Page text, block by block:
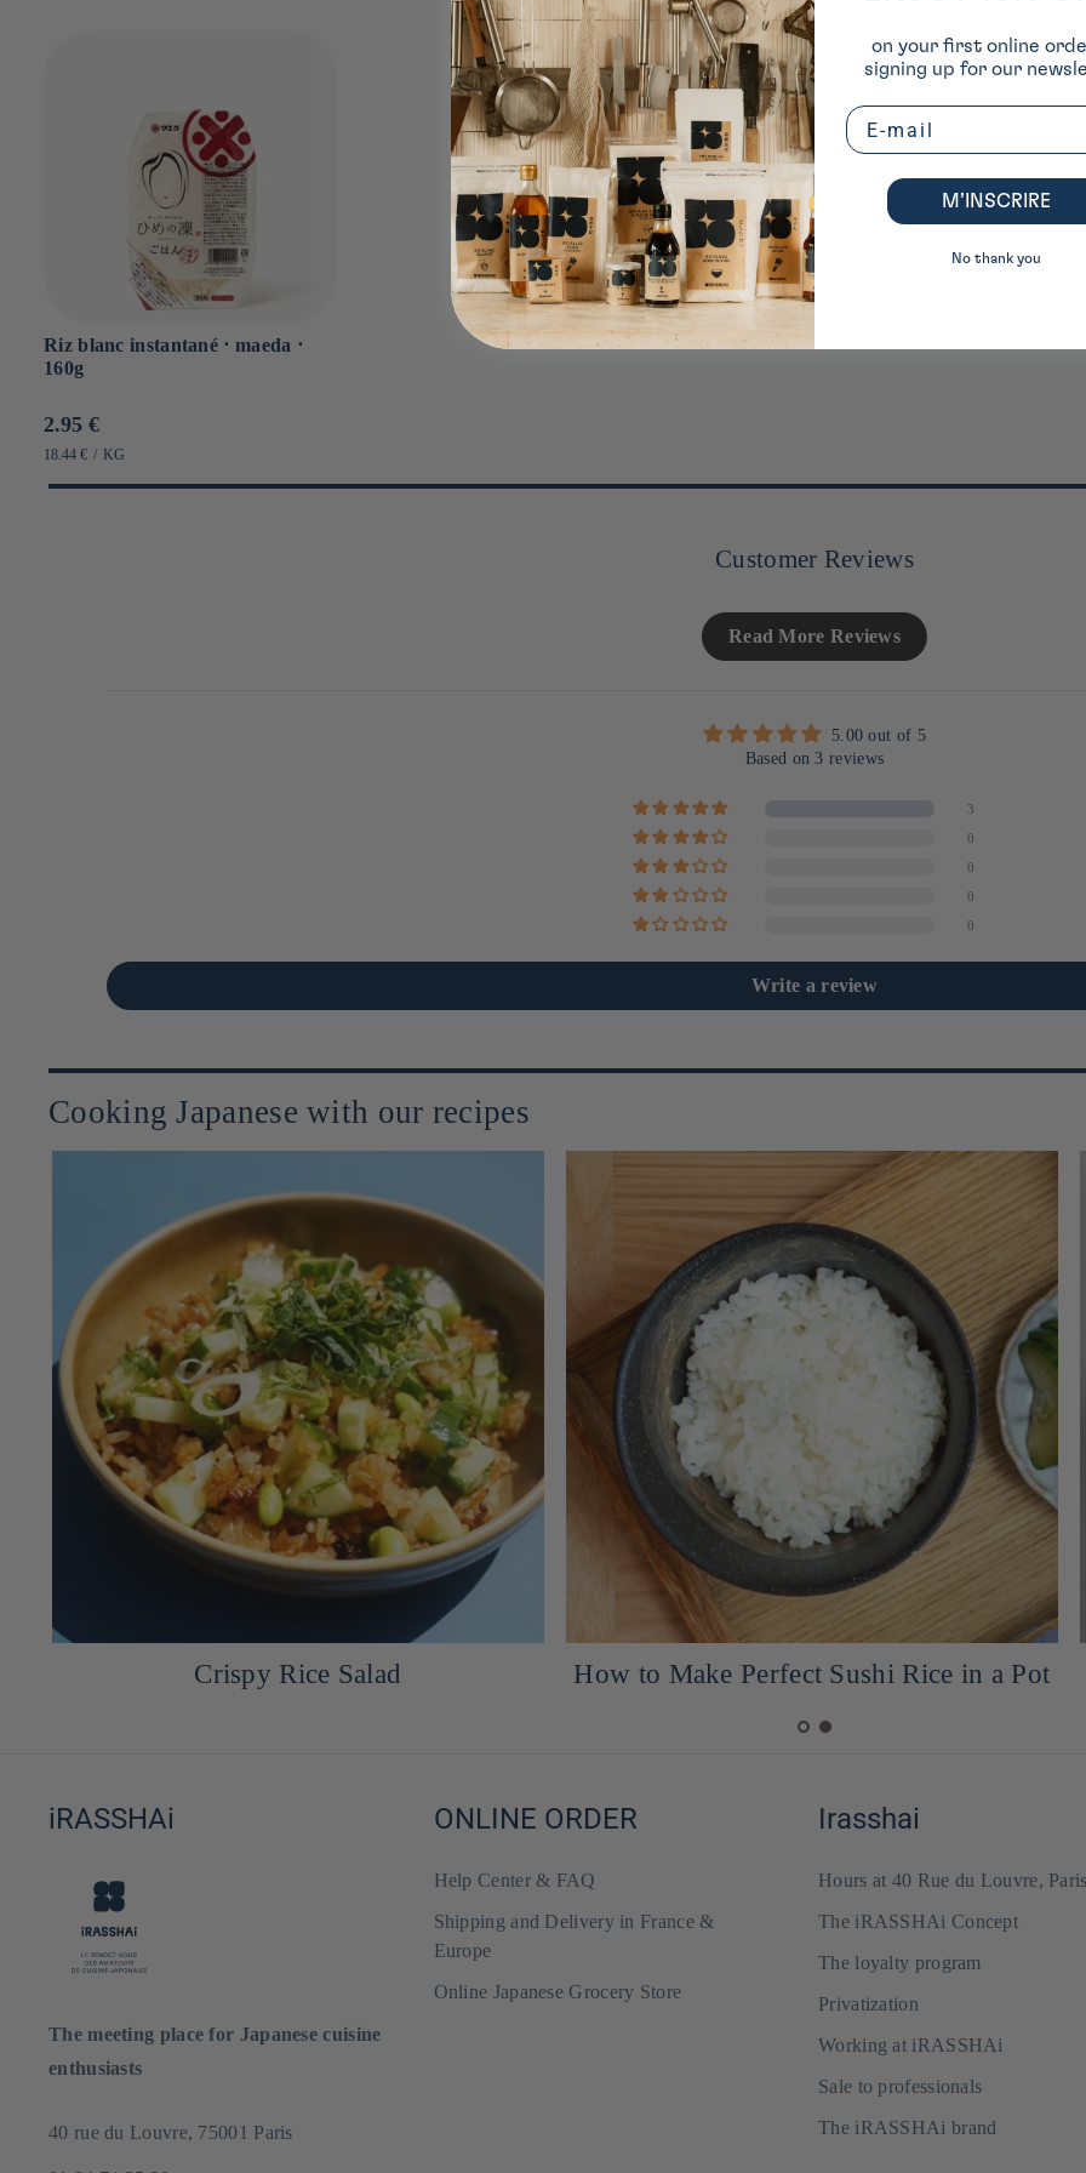
Riz blanc instantané ⋅ maeda ⋅
160g
Prix
habituel
2.95 €
PRIX
18.44 € / PAR
KG
Customer Reviews
Read More Reviews
5.00 out of 5
Based on 3 reviews
3
0
0
0
0
Write a review
Cooking Japanese with our recipes
Crispy Rice Salad How to Make Perfect Sushi Rice in a Pot
iRASSHAi
The meeting place for Japanese cuisine
enthusiasts
40 rue du Louvre, 75001 Paris
ONLINE ORDER
Help Center & FAQ
Shipping and Delivery in France &
Europe
Online Japanese Grocery Store
Irasshai
Hours at 40 Rue du Louvre,
The iRASSHAi Concept
The loyalty program
Privatization
Working at iRASSHAi
Sale to professionals
The iRASSHAi brand
on your first online
signing up for our
Email
M’INSCRIRE
No thank you